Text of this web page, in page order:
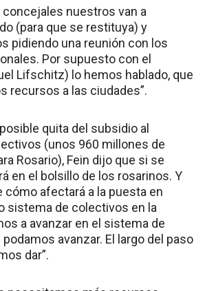
nuestros van a
(para que se restituya) y
pidiendo una reunión con los
Por supuesto con el
Lifschitz) lo hemos hablado, que
recursos a las ciudades”.
quita del subsidio al
(unos 960 millones de
Rosario), Fein dijo que si se
en el bolsillo de los rosarinos. Y
cómo afectará a la puesta en
sistema de colectivos en la
a avanzar en el sistema de
avanzar. El largo del paso
dar”.